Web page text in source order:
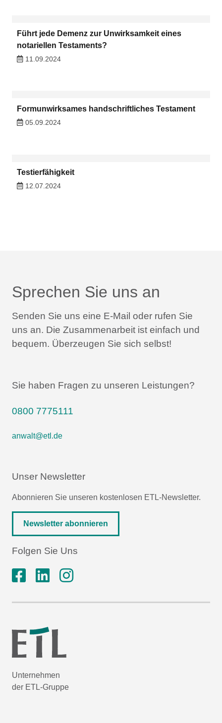
Führt jede Demenz zur Unwirksamkeit eines
notariellen Testaments?
11.09.2024
Formunwirksames handschriftliches Testament
05.09.2024
Testierfähigkeit
12.07.2024
Sprechen Sie uns an
Senden Sie uns eine E-Mail oder rufen Sie
uns an. Die Zusammenarbeit ist einfach und
bequem. Überzeugen Sie sich selbst!
Sie haben Fragen zu unseren Leistungen?
0800 7775111
anwalt@etl.de
Unser Newsletter
Abonnieren Sie unseren kostenlosen ETL-Newsletter.
Newsletter abonnieren
Folgen Sie Uns
Unternehmen
der ETL-Gruppe